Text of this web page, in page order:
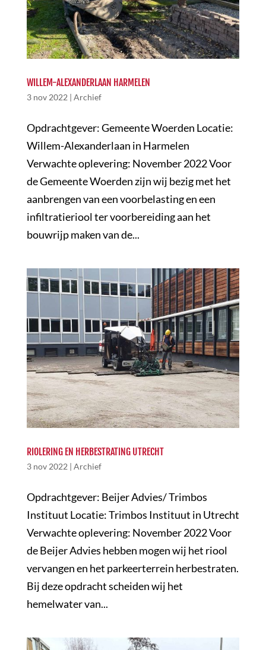
WILLEM-ALEXANDERLAAN HARMELEN
3 nov 2022 | Archief
Opdrachtgever: Gemeente Woerden Locatie:
Willem-Alexanderlaan in Harmelen
Verwachte oplevering: November 2022 Voor
de Gemeente Woerden zijn wij bezig met het
aanbrengen van een voorbelasting en een
infiltratieriool ter voorbereiding aan het
bouwrijp maken van de...
RIOLERING EN HERBESTRATING UTRECHT
3 nov 2022 | Archief
Opdrachtgever: Beijer Advies/ Trimbos
Instituut Locatie: Trimbos Instituut in Utrecht
Verwachte oplevering: November 2022 Voor
de Beijer Advies hebben mogen wij het riool
vervangen en het parkeerterrein herbestraten.
Bij deze opdracht scheiden wij het
hemelwater van...